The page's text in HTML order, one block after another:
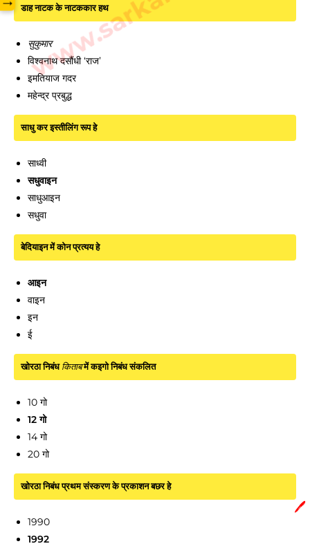
डाह नाटक के नाटककार हथ
सुकुमार
विश्वनाथ दसौंधी ‘राज’
इमतियाज गदर
महेन्द्र प्रबुद्ध
साधु कर इस्तीलिंग रूप हे
साध्वी
सधुवाइन
साधुआइन
सधुवा
बेदियाइन में कोन प्रत्यय हे
आइन
वाइन
इन
ई
खोरठा निबंध किताबमें कइगो निबंध संकलित
10 गो
12 गो
14 गो
20 गो
खोरठा निबंध प्रथम संस्करण के प्रकाशन बछर हे
1990
1992
🖊️